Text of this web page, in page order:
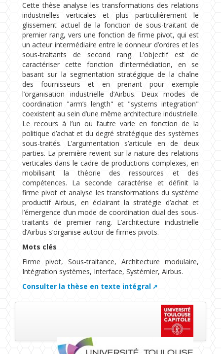
Cette thèse analyse les transformations des relations
industrielles verticales et plus particulièrement le
glissement actuel de la fonction de sous-traitant de
premier rang, vers une fonction de firme pivot, qui est
un acteur intermédiaire entre le donneur d’ordres et les
sous-traitants de second rang. L’objectif est de
caractériser cette fonction d’intermédiation, en se
basant sur la segmentation stratégique de la chaîne
des fournisseurs et en prenant pour exemple
l’organisation industrielle d’Airbus. Deux modes de
coordination "arm’s length" et "systems integration"
coexistent au sein d’une même architecture industrielle.
Le recours à l’un ou l’autre varie en fonction de la
politique d’achat et du degré stratégique des systèmes
sous-traités. L’argumentation s’articule en de deux
parties. La première revient sur la nature des relations
verticales dans le cadre de productions complexes, en
mobilisant la théorie des ressources et des
compétences. La seconde caractérise et définit la
firme pivot et analyse les transformations du système
productif Airbus, en éclairant la stratégie d’achat et
l’émergence d’un mode de coordination dual des sous-
traitants de premier rang. L’architecture industrielle
d’Airbus s’organise autour de firmes pivots.
Mots clés
Firme pivot, Sous-traitance, Architecture modulaire,
Intégration systèmes, Interface, Systémier, Airbus.
Consulter la thèse en texte intégral